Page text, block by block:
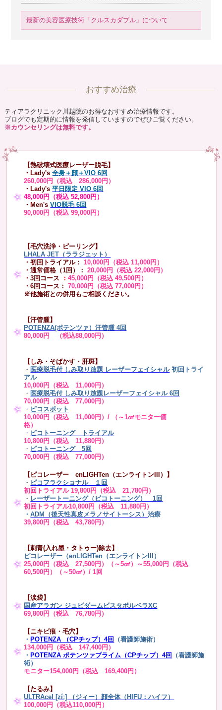
最新の美容医療技術「クルスカダブル」について
おすすめ治療
ティアラクリニック川越院のお得なおすすめ治療情報です。
ブログでも定期的に情報を発信していますのでぜひご覧ください。
※カウンセリングは無料です。
【熱破壊式医療レーザー脱毛】
・Lady's 全身＋顔＋VIO 6回
260,000円（税込 286,000円）
・Lady's平日限定 VIO 6回
48,000円（税込 52,800円）
・Men's VIO脱毛 6回
90,000円（税込 99,000円）
【毛穴洗浄・ピーリング】
LHALA JET（ララジェット）
・初回トライアル：10,000円（税込 11,000円）
・通常価格（1回）：
20,000円（税込 22,000円）
・3回コース ：45,000円（税込 49,500円）
・6回コース：
70,000円（税込 77,000円）
※他施術との併用もご相談ください。
【汗管腫】
POTENZA(ポテンツァ）汗管腫 4回
80,000円 （税込88,000円）
【しみ・そばかす・肝斑】
・ 医療脱毛付 しみ取り放題 レーザーフェイシャル 初回トライ
アル
10,000円（税込 11,000円）
・ 医療脱毛付 しみ取り放題レーザーフェイシャル 6回
70,000円（税込 77,000円）
・ ピコスポット
10,000円（税込 11,000円）/ （～1㎠モニター価
格）
・ ピコトーニング トライアル
10,800円（税込 11,880円）
・ ピコトーニング 5回
70,000円（税込 77,000円）
【ピコレーザー enLIGHTen（エンライトンIII）】
・ ピコフラクショナル １回
初回トライアル 19,800円（税込 21,780円）
・ レーザートーニング（ピコトーニング） 1回
初回トライアル10,800円（税込 11,880円）
・ADM（後天性真皮メラノサイトーシス）治療
39,800円（税込 43,780円）
【刺青(入れ墨・タトゥー)除去】
ピコレーザー（enLIGHTen（エンライトンIII）
25,000円（税込 27,500円）（～5㎠）～55,000円（税込
60,500円）（～50㎠）/ 1回
【涙袋】
国産アラガン ジュビダームビスタボルベラXC
69,800円（税込 76,780円）
【ニキビ痕・毛穴】
・ POTENZA （CPチップ）4回
（看護師施術）
134,000円（税込 147,400円）
・ POTENZA ポテンツァプライム（CPチップ）4回
（看護師施
術）
モニター154,000円（税込 169,400円）
【たるみ】
ULTRAcel [zíː] （ジィー）顔全体（HIFU：ハイフ）
100,000円（税込110,000円）